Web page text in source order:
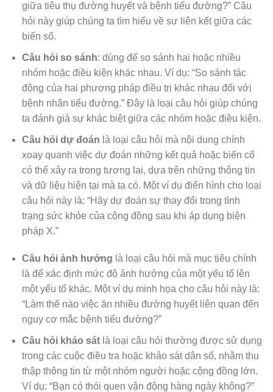
giữa tiêu thụ đường huyết và bệnh tiểu đường?” Câu
hỏi này giúp chúng ta tìm hiểu về sự liên kết giữa các
biến số.
Câu hỏi so sánh: dùng để so sánh hai hoặc nhiều
nhóm hoặc điều kiện khác nhau. Ví dụ: “So sánh tác
động của hai phương pháp điều trị khác nhau đối với
bệnh nhân tiểu đường.” Đây là loại câu hỏi giúp chúng
ta đánh giá sự khác biệt giữa các nhóm hoặc điều kiện.
Câu hỏi dự đoán là loại câu hỏi mà nội dung chính
xoay quanh việc dự đoán những kết quả hoặc biến cố
có thể xảy ra trong tương lai, dựa trên những thông tin
và dữ liệu hiện tại mà ta có. Một ví dụ điển hình cho loại
câu hỏi này là: “Hãy dự đoán sự thay đổi trong tình
trạng sức khỏe của cộng đồng sau khi áp dụng biện
pháp X.”
Câu hỏi ảnh hưởng là loại câu hỏi mà mục tiêu chính
là để xác định mức độ ảnh hưởng của một yếu tố lên
một yếu tố khác. Một ví dụ minh họa cho câu hỏi này là:
“Làm thế nào việc ăn nhiều đường huyết liên quan đến
nguy cơ mắc bệnh tiểu đường?”
Câu hỏi khảo sátlà loại câu hỏi thường được sử dụng
trong các cuộc điều tra hoặc khảo sát dân số, nhằm thu
thập thông tin từ một nhóm người hoặc cộng đồng lớn.
Ví dụ: “Bạn có thói quen vận động hàng ngày không?”